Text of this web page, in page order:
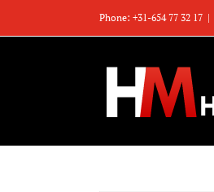
Phone: +31-654 77 32 17 |